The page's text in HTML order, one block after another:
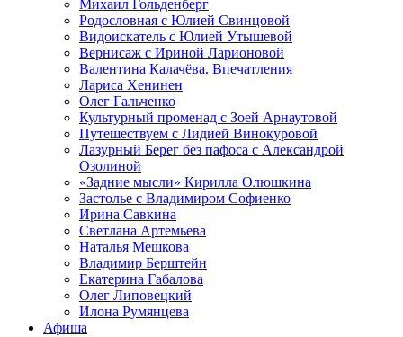
Михаил Гольденберг
Родословная с Юлией Свинцовой
Видоискатель с Юлией Утышевой
Вернисаж с Ириной Ларионовой
Валентина Калачёва. Впечатления
Лариса Хенинен
Олег Гальченко
Культурный променад с Зоей Арнаутовой
Путешествуем с Лидией Винокуровой
Лазурный Берег без пафоса с Александрой
Озолиной
«Задние мысли» Кирилла Олюшкина
Застолье с Владимиром Софиенко
Ирина Савкина
Светлана Артемьева
Наталья Мешкова
Владимир Берштейн
Екатерина Габалова
Олег Липовецкий
Илона Румянцева
Афиша